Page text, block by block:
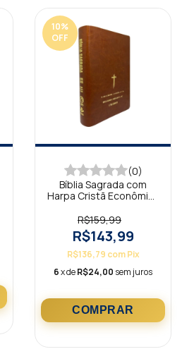
10%
OFF
(0)
Bíblia Sagrada com
Harpa Cristã Econômica
(Salvação)
R$159,99
R$143,99
R$136,79 com Pix
6x deR$24,00 sem juros